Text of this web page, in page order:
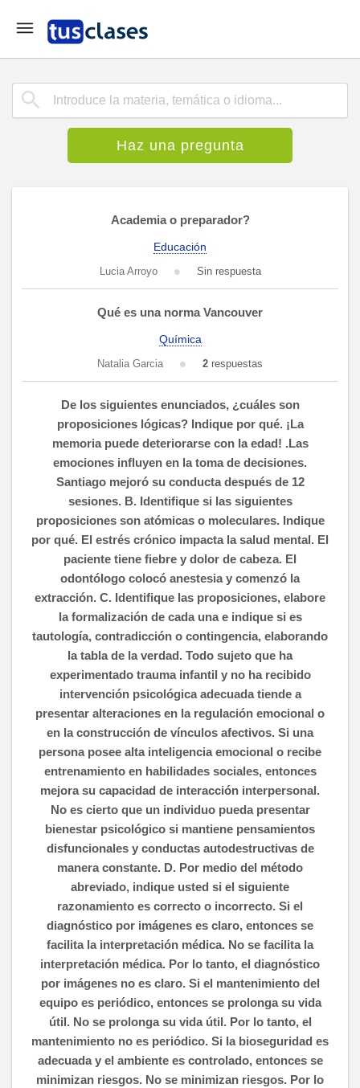
Haz una pregunta
Academia o preparador?
Educación
Lucia Arroyo Sin respuesta
Qué es una norma Vancouver
Química
Natalia Garcia 2 respuestas
De los siguientes enunciados, ¿cuáles son
proposiciones lógicas? Indique por qué. ¡La
memoria puede deteriorarse con la edad! .Las
emociones influyen en la toma de decisiones.
Santiago mejoró su conducta después de 12
sesiones. B. Identifique si las siguientes
proposiciones son atómicas o moleculares. Indique
por qué. El estrés crónico impacta la salud mental. El
paciente tiene fiebre y dolor de cabeza. El
odontólogo colocó anestesia y comenzó la
extracción. C. Identifique las proposiciones, elabore
la formalización de cada una e indique si es
tautología, contradicción o contingencia, elaborando
la tabla de la verdad. Todo sujeto que ha
experimentado trauma infantil y no ha recibido
intervención psicológica adecuada tiende a
presentar alteraciones en la regulación emocional o
en la construcción de vínculos afectivos. Si una
persona posee alta inteligencia emocional o recibe
entrenamiento en habilidades sociales, entonces
mejora su capacidad de interacción interpersonal.
No es cierto que un individuo pueda presentar
bienestar psicológico si mantiene pensamientos
disfuncionales y conductas autodestructivas de
manera constante. D. Por medio del método
abreviado, indique usted si el siguiente
razonamiento es correcto o incorrecto. Si el
diagnóstico por imágenes es claro, entonces se
facilita la interpretación médica. No se facilita la
interpretación médica. Por lo tanto, el diagnóstico
por imágenes no es claro. Si el mantenimiento del
equipo es periódico, entonces se prolonga su vida
útil. No se prolonga su vida útil. Por lo tanto, el
mantenimiento no es periódico. Si la bioseguridad es
adecuada y el ambiente es controlado, entonces se
minimizan riesgos. No se minimizan riesgos. Por lo